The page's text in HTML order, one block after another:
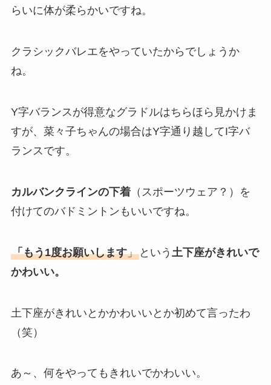
らいに体が柔らかいですね。
クラシックバレエをやっていたからでしょうか
ね。
Y字バランスが得意なグラドルはちらほら見かけま
すが、菜々子ちゃんの場合はY字通り越してI字バ
ランスです。
カルバンクラインの下着（スポーツウェア？）を
付けてのバドミントンもいいですね。
「もう1度お願いします」という 土下座がきれいで
かわいい。
土下座がきれいとかかわいいとか初めて言ったわ
（笑）
あ～、何をやってもきれいでかわいい。